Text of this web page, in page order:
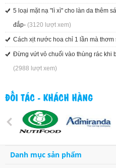
5 loại mặt nạ "lì xì" cho làn da thêm
đắp- (3120 lượt xem)
Cách xịt nước hoa chỉ 1 lần mà thơm
Đừng vứt vỏ chuối vào thùng rác khi
(2988 lượt xem)
ĐỐI TÁC - KHÁCH HÀNG
Danh mục sản phẩm